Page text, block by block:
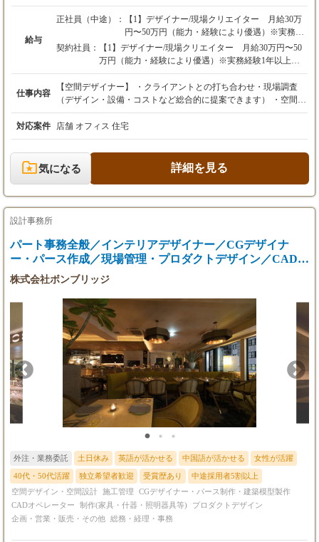
給与
正社員（中途）：
【1】デザイナー/現場クリエイター 月給30万
円〜50万円（能力・経験により優遇）※実務経
験1年以上
円〜50万円（能力・経験により優遇）※未経験
者可
期間中は28万円）
スタッフに分配
例：2024年10月～12月：目標達成分として全ス
タッフに465,800円支給
2025年1月～3月：目標達成分として全スタ
ッフに1,136,728円支給
※決算賞与
【年収例】
センティブ＋賞与）
契約社員：
【1】デザイナー/現場クリエイター 月給30万円〜50
万円（能力・経験により優遇）※実務経験1年以上
【2】現場クリエイター/施工管理 月給30万円〜50万
円（能力・経験により優遇）※未経験者可
※試用期間あり3カ月・3カ月 計6カ月（試用期間中
は28万円）
※インセンティブ（事業部業績連動型）
3ヵ月毎に事業部としての目標を超えた分を全スタッ
例：2024年10月～12月：目標達成分として全スタッフ
1,136,728円支給
※決算賞与
年1回3月（1ヵ月分～4ヵ月分）
【年収例】
650万円／入社2年目・30歳（月給35万円＋インセンテ
ィブ＋賞与）
仕事内容
【空間デザイナー】 ・クライアントとの打ち合わせ・現場調査
（デザイン・設備・コストなど総合的に提案できます） ・空間デ
ザインや設計（企画デザイン・意匠プラン・設計業務） ・書類作
成、段取り手配(見積書・設計書など) ・設計現場確認 【現場クリ
エイター】 ・クライアント・デザイナー・営業担当者との打ち合
わせ ・施工予定物件の現地調査 ・協力業者の手配・打ち合わせ
・予算・原価管理 ・現場進捗の工程管理 ・仕上がりの品質管理
・現場の安全管理 など デザイン・設計はもちろんのこと、クラ
ールドに挑戦したい方も大歓迎です！ 《 こんな方からのご応募
お待ちしております！ 》 ◆デザイン・設計の実務経験がある方
◆各種アプリケーションのスキルをお持ちの方 ◆これまでの経験
を活かしてステップアップしたい方 ◆建築やデザインが好きで意
対応案件 店舗 オフィス 住宅
気になる 詳細を見る
設計事務所
パート事務全般／インテリアデザイナー／CGデザイナ
ー・パース作成／現場管理・プロダクトデザイン／CADオ
ペレーター
株式会社ボンブリッジ
外注・業務委託 土日休み 英語が活かせる 中国語が活かせる 女性が活躍
40代・50代活躍 独立希望者歓迎 受賞歴あり
中途採用者5割以上
空間デザイン・空間設計 施工管理
CGデザイナー・パース制作・建築模型製作
CADオペレーター
制作(家具・什器・照明器具等)
プロダクトデザイン
企画・営業・販売・その他 総務・経理・事務